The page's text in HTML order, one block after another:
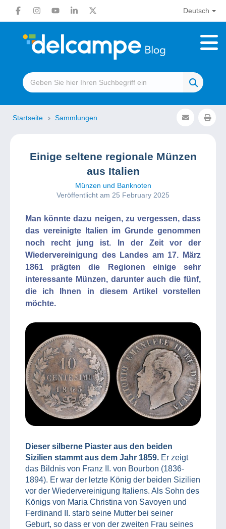
Deutsch
Startseite Sammlungen
Einige seltene regionale Münzen
aus Italien
Münzen und Banknoten
Veröffentlicht am 25 February 2025
Man könnte dazu neigen, zu vergessen, dass
das vereinigte Italien im Grunde genommen
noch recht jung ist. In der Zeit vor der
Wiedervereinigung des Landes am 17. März
1861 prägten die Regionen einige sehr
interessante Münzen, darunter auch die fünf,
die ich Ihnen in diesem Artikel vorstellen
möchte.
Dieser silberne Piaster aus den beiden
Sizilien stammt aus dem Jahr 1859. Er zeigt
das Bildnis von Franz II. von Bourbon (1836-
1894). Er war der letzte König der beiden Sizilien
vor der Wiedervereinigung Italiens. Als Sohn des
Königs von Maria Christina von Savoyen und
Ferdinand II. starb seine Mutter bei seiner
Geburt, so dass er von der zweiten Frau seines